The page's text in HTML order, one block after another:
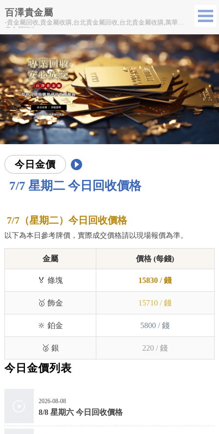
百澤貴金屬
-貴金屬回收,貴金屬收購,台北貴金屬回收,台北貴金屬收購,萬華區
貴金屬回收
今日金價
7/7 星期二 今日回收價格
7/7（星期二）今日回收價格
以下為本日參考牌價，實際成交價格請以現場報價為準。
金屬 價格 (每錢)
🏅 條塊 15830 / 錢
🥇 飾金 15710 / 錢
🔆 鉑金 5800 / 錢
🥈 銀 220 / 錢
今日金價列表
2026-08-08
8/8 星期六 今日回收價格